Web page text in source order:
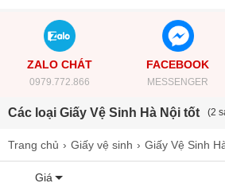
ZALO CHÁT
0979.772.866
FACEBOOK
MESSENGER
Các loại Giấy Vệ Sinh Hà Nội tốt (2
Trang chủ Giấy vệ sinh Giấy Vệ Sinh
Giá